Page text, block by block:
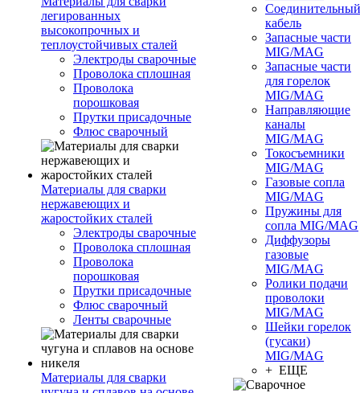
легированных
высокопрочных и
теплоустойчивых сталей
Электроды сварочные
Проволока сплошная
Проволока
порошковая
Прутки присадочные
Флюс сварочный
Материалы для сварки
нержавеющих и
жаростойких сталей
Электроды сварочные
Проволока сплошная
Проволока
порошковая
Прутки присадочные
Флюс сварочный
Ленты сварочные
Материалы для сварки
Соединительный
кабель
Запасные части
MIG/MAG
Запасные части
для горелок
MIG/MAG
Направляющие
каналы
MIG/MAG
Токосъемники
MIG/MAG
Газовые сопла
MIG/MAG
Пружины для
сопла MIG/MAG
Диффузоры
газовые
MIG/MAG
Ролики подачи
проволоки
MIG/MAG
Шейки горелок
(гусаки)
MIG/MAG
+ ЕЩЕ